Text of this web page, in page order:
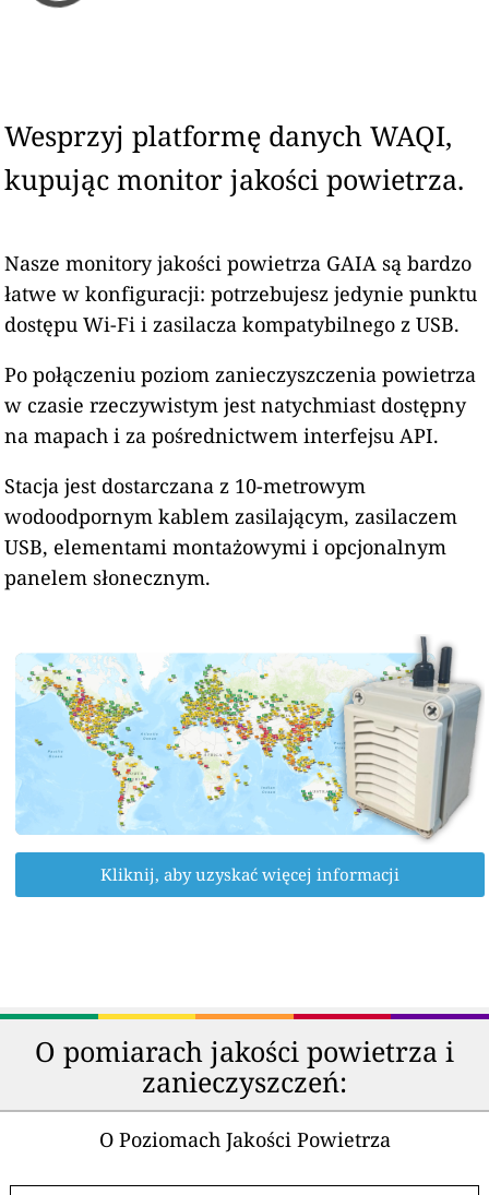
Wesprzyj platformę danych WAQI,
kupując monitor jakości powietrza.
Nasze monitory jakości powietrza GAIA są bardzo
łatwe w konfiguracji: potrzebujesz jedynie punktu
dostępu Wi-Fi i zasilacza kompatybilnego z USB.
Po połączeniu poziom zanieczyszczenia powietrza
w czasie rzeczywistym jest natychmiast dostępny
na mapach i za pośrednictwem interfejsu API.
Stacja jest dostarczana z 10-metrowym
wodoodpornym kablem zasilającym, zasilaczem
USB, elementami montażowymi i opcjonalnym
panelem słonecznym.
Kliknij, aby uzyskać więcej informacji
O pomiarach jakości powietrza i
zanieczyszczeń:
O Poziomach Jakości Powietrza